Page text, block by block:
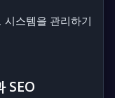
스템을 관리하기
SEO